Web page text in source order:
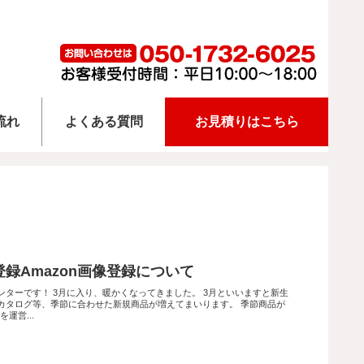
れ よくある質問 お見積りはこちら
録Amazon画像登録について
ターです！ 3月に入り、暖かくなってきました。 3月といいますと新生
タログ等、季節に合わせた新規商品が増えてまいります。 季節商品が
運営...